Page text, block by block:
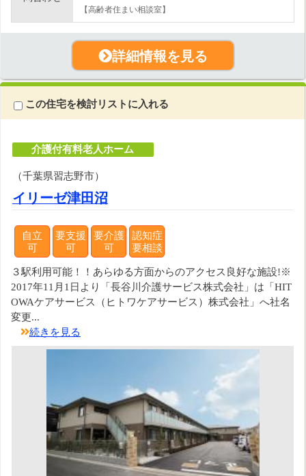
【高齢者住まい相談室】
詳細情報を見る
この住宅を検討リストに入れる
介護付有料老人ホーム
（千葉県習志野市）
イリーゼ津田沼
自立
可
要支援
可
要介護
可
認知症
要相談
３駅利用可能！！あらゆる方面からのアクセス良好な施設!※
2017年11月1日より「長谷川介護サービス株式会社」は「HIT
OWAケアサービス（ヒトワケアサービス）株式会社」へ社名
変更...
続きを見る